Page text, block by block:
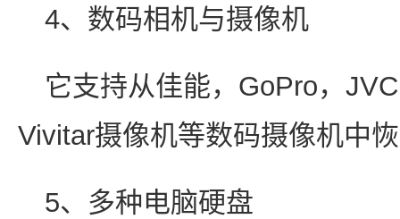
4、数码相机与摄像机
它支持从佳能，GoPro，
Vivitar摄像机等数码摄像机中
5、多种电脑硬盘